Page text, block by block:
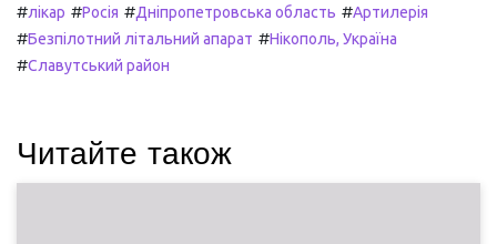
#лікар #Росія #Дніпропетровська область #Артилерія
#Безпілотний літальний апарат #Нікополь, Україна
#Славутський район
Читайте також